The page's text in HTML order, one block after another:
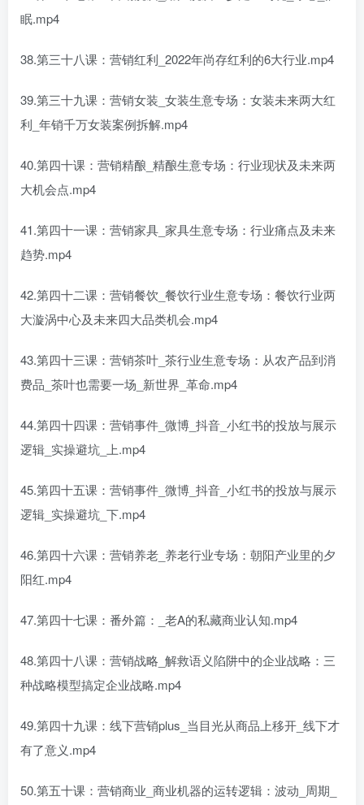
眠.mp4
38.第三十八课：营销红利_2022年尚存红利的6大行业.mp4
39.第三十九课：营销女装_女装生意专场：女装未来两大红
利_年销千万女装案例拆解.mp4
40.第四十课：营销精酿_精酿生意专场：行业现状及未来两
大机会点.mp4
41.第四十一课：营销家具_家具生意专场：行业痛点及未来
趋势.mp4
42.第四十二课：营销餐饮_餐饮行业生意专场：餐饮行业两
大漩涡中心及未来四大品类机会.mp4
43.第四十三课：营销茶叶_茶行业生意专场：从农产品到消
费品_茶叶也需要一场_新世界_革命.mp4
44.第四十四课：营销事件_微博_抖音_小红书的投放与展示
逻辑_实操避坑_上.mp4
45.第四十五课：营销事件_微博_抖音_小红书的投放与展示
逻辑_实操避坑_下.mp4
46.第四十六课：营销养老_养老行业专场：朝阳产业里的夕
阳红.mp4
47.第四十七课：番外篇：_老A的私藏商业认知.mp4
48.第四十八课：营销战略_解救语义陷阱中的企业战略：三
种战略模型搞定企业战略.mp4
49.第四十九课：线下营销plus_当目光从商品上移开_线下才
有了意义.mp4
50.第五十课：营销商业_商业机器的运转逻辑：波动_周期_